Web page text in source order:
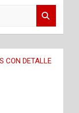
CON DETALLE